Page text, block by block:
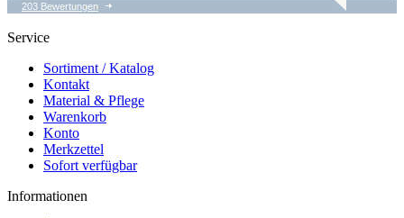
04.08.26 ▼
Lieferung
Super schneller Versand
und super verpackt... Eine
tolle Ware zu einem
erschwinglichen Preis,
gerne wieder viel…
203 Bewertungen
Service
Sortiment / Katalog
Kontakt
Material & Pflege
Warenkorb
Konto
Merkzettel
Sofort verfügbar
Informationen